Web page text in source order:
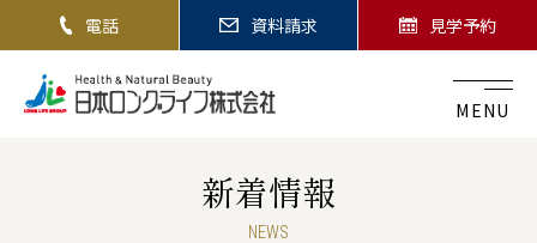
電話 資料請求 見学予約
MENU
新着情報
NEWS